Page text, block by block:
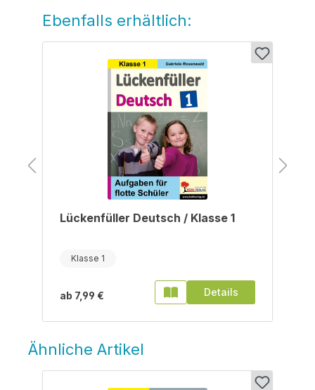
Produktgalerie überspringen
Ebenfalls erhältlich:
Lückenfüller Deutsch / Klasse 1
Klasse 1
ab 7,99 € Details
Ähnliche Artikel